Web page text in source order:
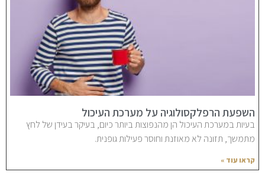
השפעת הרפלקסולוגיה על מערכת העיכול
בעיות במערכת העיכול הן מהנפוצות ביותר כיום, בעיקר בעידן של לחץ
מתמשך, תזונה לא מאוזנת וחוסר פעילות גופנית.
קראו עוד »